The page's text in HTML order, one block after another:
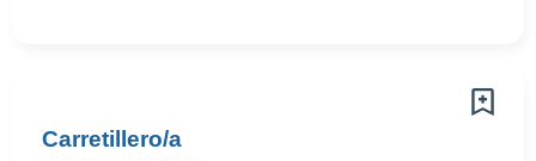
Carretillero/a